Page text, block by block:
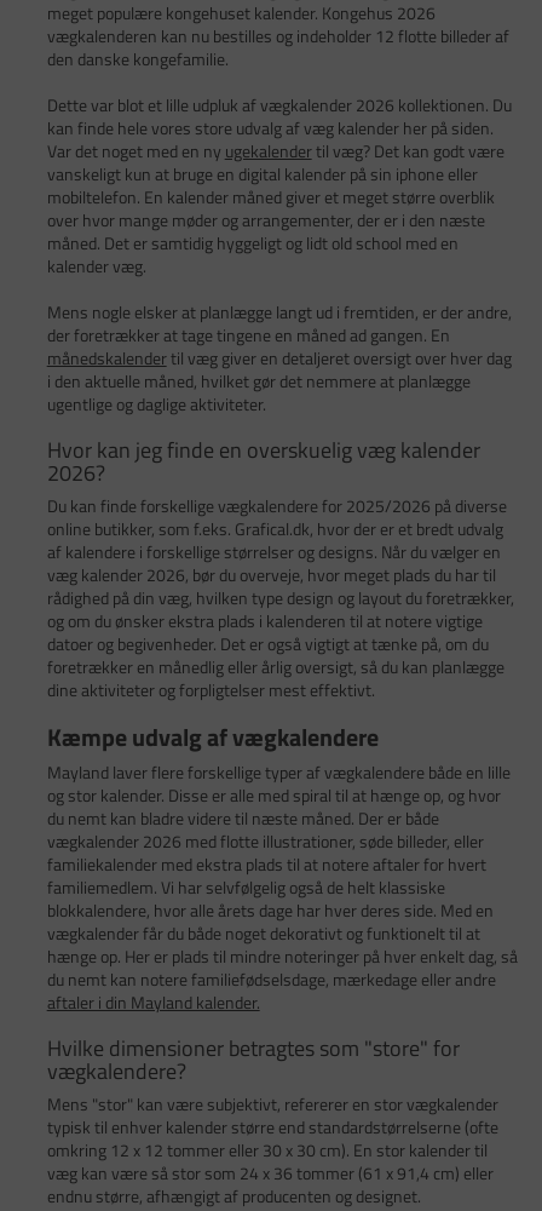
meget populære kongehuset kalender. Kongehus 2026
vægkalenderen kan nu bestilles og indeholder 12 flotte billeder af
den danske kongefamilie.
Dette var blot et lille udpluk af vægkalender 2026 kollektionen. Du
kan finde hele vores store udvalg af væg kalender her på siden.
Var det noget med en ny ugekalendertil væg? Det kan godt være
vanskeligt kun at bruge en digital kalender på sin iphone eller
mobiltelefon. En kalender måned giver et meget større overblik
over hvor mange møder og arrangementer, der er i den næste
måned. Det er samtidig hyggeligt og lidt old school med en
kalender væg.
Mens nogle elsker at planlægge langt ud i fremtiden, er der andre,
der foretrækker at tage tingene en måned ad gangen. En
månedskalendertil væg giver en detaljeret oversigt over hver dag
i den aktuelle måned, hvilket gør det nemmere at planlægge
ugentlige og daglige aktiviteter.
Hvor kan jeg finde en overskuelig væg kalender
2026?
Du kan finde forskellige vægkalendere for 2025/2026 på diverse
online butikker, som f.eks. Grafical.dk, hvor der er et bredt udvalg
af kalendere i forskellige størrelser og designs. Når du vælger en
væg kalender 2026, bør du overveje, hvor meget plads du har til
rådighed på din væg, hvilken type design og layout du foretrækker,
og om du ønsker ekstra plads i kalenderen til at notere vigtige
datoer og begivenheder. Det er også vigtigt at tænke på, om du
foretrækker en månedlig eller årlig oversigt, så du kan planlægge
dine aktiviteter og forpligtelser mest effektivt.
Kæmpe udvalg af vægkalendere
Mayland laver flere forskellige typer af vægkalendere både en lille
og stor kalender. Disse er alle med spiral til at hænge op, og hvor
du nemt kan bladre videre til næste måned. Der er både
vægkalender 2026 med flotte illustrationer, søde billeder, eller
familiekalender med ekstra plads til at notere aftaler for hvert
familiemedlem. Vi har selvfølgelig også de helt klassiske
blokkalendere, hvor alle årets dage har hver deres side. Med en
vægkalender får du både noget dekorativt og funktionelt til at
hænge op. Her er plads til mindre noteringer på hver enkelt dag, så
du nemt kan notere familiefødselsdage, mærkedage eller andre
aftaler i din Mayland kalender.
Hvilke dimensioner betragtes som "store" for
vægkalendere?
Mens "stor" kan være subjektivt, refererer en stor vægkalender
typisk til enhver kalender større end standardstørrelserne (ofte
omkring 12 x 12 tommer eller 30 x 30 cm). En stor kalender til
væg kan være så stor som 24 x 36 tommer (61 x 91,4 cm) eller
endnu større, afhængigt af producenten og designet.